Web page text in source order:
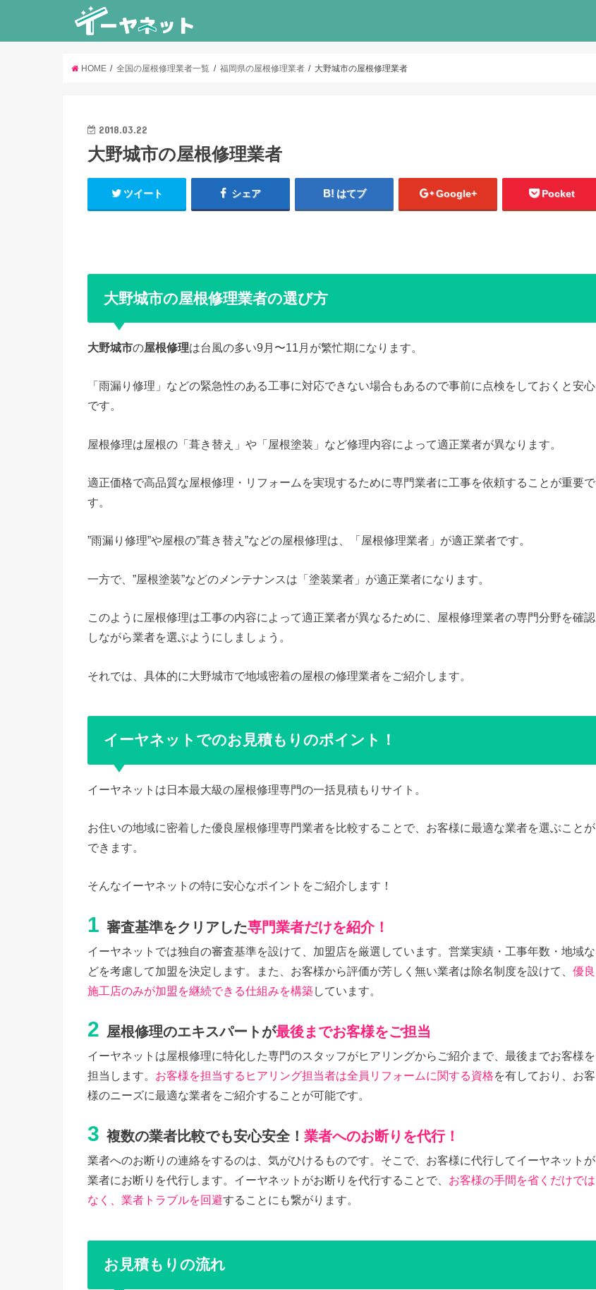
HOME 全国の屋根修理業者一覧 福岡県の屋根修理業者 大野城市の屋根修理業者
2018.03.22
大野城市の屋根修理業者
ツイート シェア はてブ Google+ Pocket
大野城市の屋根修理業者の選び方
大野城市の屋根修理は台風の多い9月〜11月が繁忙期になります。
「雨漏り修理」などの緊急性のある工事に対応できない場合もあるので事前に点検をしておくと安心
です。
屋根修理は屋根の「葺き替え」や「屋根塗装」など修理内容によって適正業者が異なります。
適正価格で高品質な屋根修理・リフォームを実現するために専門業者に工事を依頼することが重要で
す。
”雨漏り修理”や屋根の”葺き替え”などの屋根修理は、「屋根修理業者」が適正業者です。
一方で、”屋根塗装”などのメンテナンスは「塗装業者」が適正業者になります。
このように屋根修理は工事の内容によって適正業者が異なるために、屋根修理業者の専門分野を確認
しながら業者を選ぶようにしましょう。
それでは、具体的に大野城市で地域密着の屋根の修理業者をご紹介します。
イーヤネットでのお見積もりのポイント！
イーヤネットは日本最大級の屋根修理専門の一括見積もりサイト。
お住いの地域に密着した優良屋根修理専門業者を比較することで、お客様に最適な業者を選ぶことが
できます。
そんなイーヤネットの特に安心なポイントをご紹介します！
1 審査基準をクリアした専門業者だけを紹介！
イーヤネットでは独自の審査基準を設けて、加盟店を厳選しています。営業実績・工事年数・地域な
どを考慮して加盟を決定します。また、お客様から評価が芳しく無い業者は除名制度を設けて、 優良
施工店のみが加盟を継続できる仕組みを構築しています。
2 屋根修理のエキスパートが最後までお客様をご担当
イーヤネットは屋根修理に特化した専門のスタッフがヒアリングからご紹介まで、最後までお客様を
担当します。 お客様を担当するヒアリング担当者は全員リフォームに関する資格を有しており、お客
様のニーズに最適な業者をご紹介することが可能です。
3 複数の業者比較でも安心安全！ 業者へのお断りを代行！
業者へのお断りの連絡をするのは、気がひけるものです。そこで、お客様に代行してイーヤネットが
業者にお断りを代行します。イーヤネットがお断りを代行することで、 お客様の手間を省くだけでは
なく、業者トラブルを回避することにも繋がります。
お見積もりの流れ